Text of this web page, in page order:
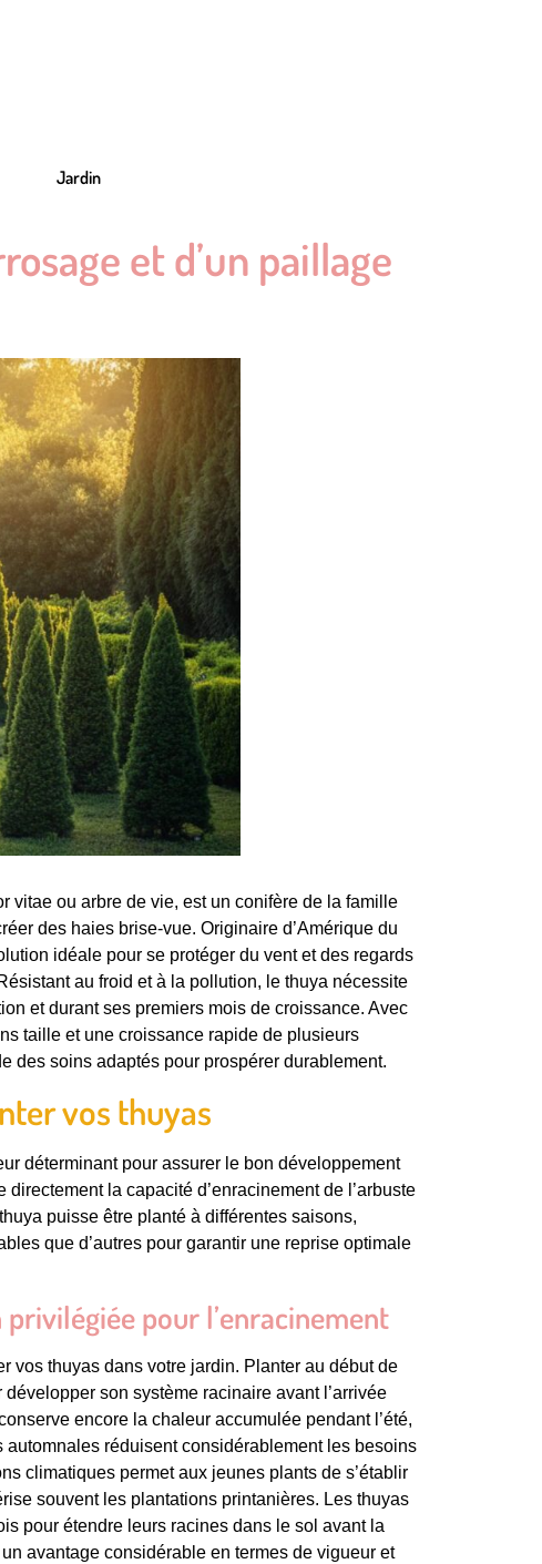
Jardin
et d’un paillage
vitae ou arbre de vie, est un conifère de la famille
des haies brise-vue. Originaire d’Amérique du
idéale pour se protéger du vent et des regards
au froid et à la pollution, le thuya nécessite
et durant ses premiers mois de croissance. Avec
taille et une croissance rapide de plusieurs
des soins adaptés pour prospérer durablement.
vos thuyas
déterminant pour assurer le bon développement
la capacité d’enracinement de l’arbuste
puisse être planté à différentes saisons,
que d’autres pour garantir une reprise optimale
pour l’enracinement
vos thuyas dans votre jardin. Planter au début de
développer son système racinaire avant l’arrivée
encore la chaleur accumulée pendant l’été,
réduisent considérablement les besoins
climatiques permet aux jeunes plants de s’établir
souvent les plantations printanières. Les thuyas
pour étendre leurs racines dans le sol avant la
avantage considérable en termes de vigueur et